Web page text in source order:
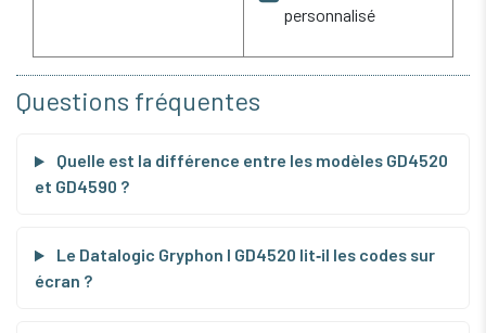
personnalisé
Questions fréquentes
Quelle est la différence entre les modèles GD4520
et GD4590 ?
Le Datalogic Gryphon I GD4520 lit‑il les codes sur
écran ?